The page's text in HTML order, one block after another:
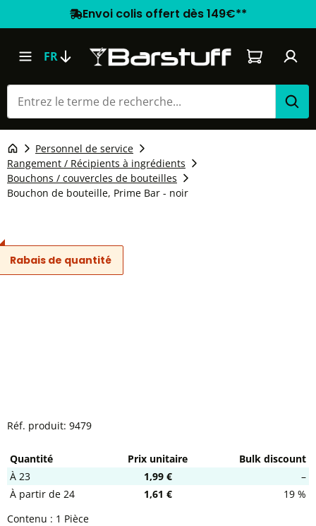
Envoi colis offert dès 149€**
FR Le panier
Personnel de service
Rangement / Récipients à ingrédients
Bouchons / couvercles de bouteilles
Bouchon de bouteille, Prime Bar - noir
Rabais de quantité
Réf. produit: 9479
Quantité Prix unitaire
Bulk discount
À 23 1,99 €
–
À partir de 24 1,61 €
19 %
Contenu : 1 Pièce